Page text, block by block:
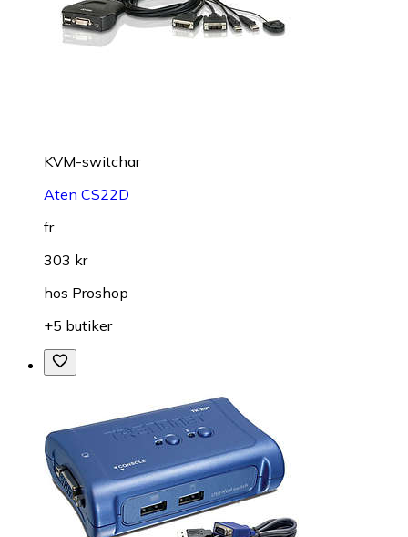
KVM-switchar
Aten CS22D
fr.
303 kr
hos Proshop
+5 butiker